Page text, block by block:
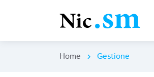
Home chevron_right Gestione